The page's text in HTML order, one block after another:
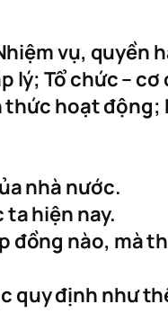
vụ, quyền
Tổ chức –
hoạt
nhà nước.
hiện nay.
đồng nào, mà
quy định như